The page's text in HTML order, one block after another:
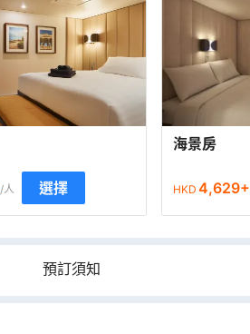
/人 選擇
海景房
HKD 4,629+
預訂須知